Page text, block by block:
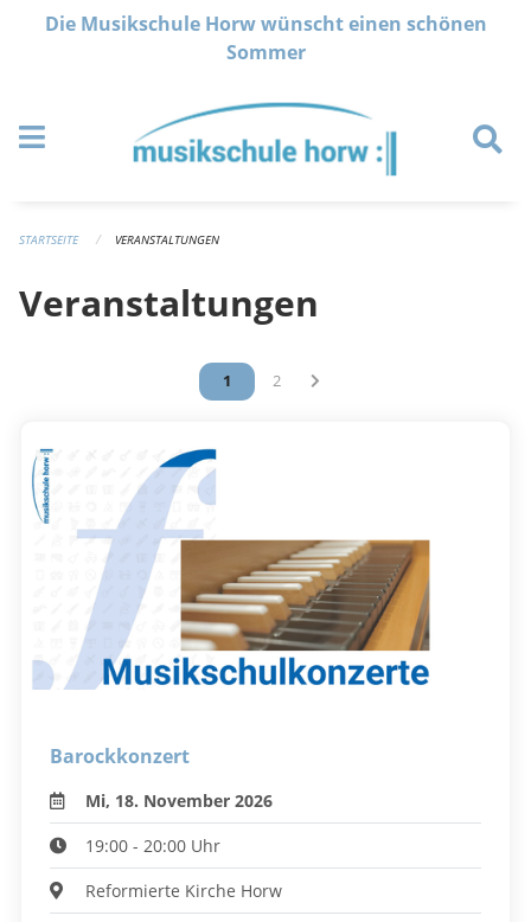
Navigation überspringen
Die Musikschule Horw wünscht einen schönen
Sommer
STARTSEITE VERANSTALTUNGEN
Veranstaltungen
Vous êtes sur la page
1 Vous êtes sur la page
2
Barockkonzert
Mi, 18. November 2026
19:00 - 20:00 Uhr
Reformierte Kirche Horw